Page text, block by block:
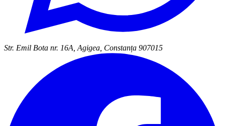
Str. Emil Bota nr. 16A, Agigea, Constanța 907015